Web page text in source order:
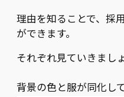
理由を知ることで、採
ができます。
それぞれ見ていきましょ
背景の色と服が同化し